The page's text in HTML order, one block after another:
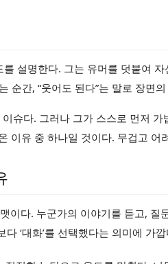
를 설명한다. 그는 유머를 덧붙여
순간, “웃어도 된다”는 말로 장면
슈다. 그러나 그가 스스로 먼저
이유 중 하나일 것이다. 무겁고 어
이다. 누군가의 이야기를 듣고,
다 ‘대화’를 선택했다는 의미에 가